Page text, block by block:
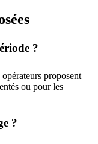
?
proposent
ou pour les
?